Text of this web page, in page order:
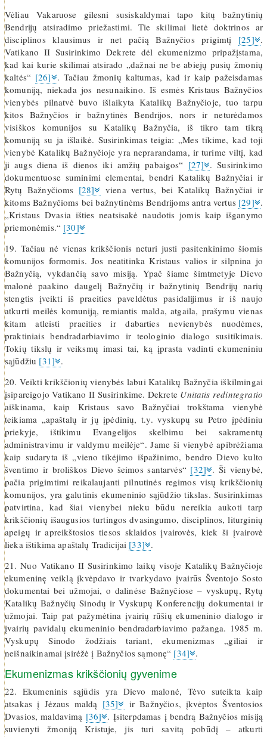
Vėliau Vakaruose gilesni susiskaldymai tapo kitų bažnytinių
Bendrijų atsiradimo priežastimi. Tie skilimai lietė doktrinos ar
disciplinos klausimus ir net pačią Bažnyčios prigimtį [25] .
Vatikano II Susirinkimo Dekrete dėl ekumenizmo pripažįstama,
kad kai kurie skilimai atsirado „dažnai ne be abiejų pusių žmonių
kaltės“ [26]
. Tačiau žmonių kaltumas, kad ir kaip pažeisdamas
komuniją, niekada jos nesunaikino. Iš esmės Kristaus Bažnyčios
vienybės pilnatvė buvo išlaikyta Katalikų Bažnyčioje, tuo tarpu
kitos Bažnyčios ir bažnytinės Bendrijos, nors ir neturėdamos
visiškos komunijos su Katalikų Bažnyčia, iš tikro tam tikrą
komuniją su ja išlaikė. Susirinkimas teigia: „Mes tikime, kad toji
vienybė Katalikų Bažnyčioje yra neprarandama, ir turime viltį, kad
ji augs diena iš dienos iki amžių pabaigos“ [27] . Susirinkimo
dokumentuose suminimi elementai, bendri Katalikų Bažnyčiai ir
Rytų Bažnyčioms [28]
viena vertus, bei Katalikų Bažnyčiai ir
kitoms Bažnyčioms bei bažnytinėms Bendrijoms antra vertus [29] .
„Kristaus Dvasia išties neatsisakė naudotis jomis kaip išganymo
priemonėmis.“ [30]
19. Tačiau nė vienas krikščionis neturi justi pasitenkinimo šiomis
komunijos formomis. Jos neatitinka Kristaus valios ir silpnina jo
Bažnyčią, vykdančią savo misiją. Ypač šiame šimtmetyje Dievo
malonė paakino daugelį Bažnyčių ir bažnytinių Bendrijų narių
stengtis įveikti iš praeities paveldėtus pasidalijimus ir iš naujo
atkurti meilės komuniją, remiantis malda, atgaila, prašymu vienas
kitam atleisti praeities ir dabarties nevienybės nuodėmes,
praktiniais bendradarbiavimo ir teologinio dialogo susitikimais.
Tokių tikslų ir veiksmų imasi tai, ką įprasta vadinti ekumeniniu
sąjūdžiu [31] .
20. Veikti krikščionių vienybės labui Katalikų Bažnyčia iškilmingai
įsipareigojo Vatikano II Susirinkime. Dekrete Unitatis redintegratio
aiškinama, kaip Kristaus savo Bažnyčiai trokštama vienybė
teikiama „apaštalų ir jų įpėdinių, t.y. vyskupų su Petro įpėdiniu
priekyje, ištikimu Evangelijos skelbimu bei sakramentų
administravimu ir valdymu meilėje“. Jame ši vienybė apibrėžiama
kaip sudaryta iš „vieno tikėjimo išpažinimo, bendro Dievo kulto
šventimo ir broliškos Dievo šeimos santarvės“ [32] . Ši vienybė,
pačia prigimtimi reikalaujanti pilnutinės regimos visų krikščionių
komunijos, yra galutinis ekumeninio sąjūdžio tikslas. Susirinkimas
patvirtina, kad šiai vienybei nieku būdu nereikia aukoti tarp
krikščionių išaugusios turtingos dvasingumo, disciplinos, liturginių
apeigų ir apreikštosios tiesos sklaidos įvairovės, kiek ši įvairovė
lieka ištikima apaštalų Tradicijai [33] .
21. Nuo Vatikano II Susirinkimo laikų visoje Katalikų Bažnyčioje
ekumeninę veiklą įkvėpdavo ir tvarkydavo įvairūs Šventojo Sosto
dokumentai bei užmojai, o dalinėse Bažnyčiose – vyskupų, Rytų
Katalikų Bažnyčių Sinodų ir Vyskupų Konferencijų dokumentai ir
užmojai. Taip pat pažymėtina įvairių rūšių ekumeninio dialogo ir
įvairių pavidalų ekumeninio bendradarbiavimo pažanga. 1985 m.
Vyskupų Sinodo žodžiais tariant, ekumenizmas „giliai ir
neišnaikinamai įsirėžė į Bažnyčios sąmonę“ [34] .
Ekumenizmas krikščionių gyvenime
22. Ekumeninis sąjūdis yra Dievo malonė, Tėvo suteikta kaip
atsakas į Jėzaus maldą [35]
ir Bažnyčios, įkvėptos Šventosios
Dvasios, maldavimą [36] . Įsiterpdamas į bendrą Bažnyčios misiją
suvienyti žmoniją Kristuje, jis turi savitą pobūdį – atkurti